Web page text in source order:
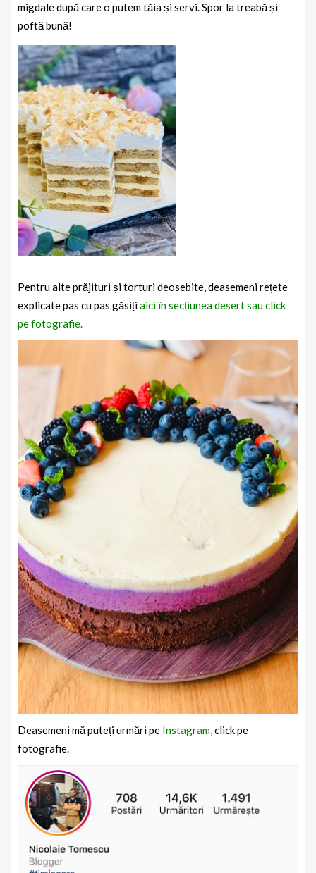
migdale după care o putem tăia și servi. Spor la treabă și
poftă bună!
Pentru alte prăjituri și torturi deosebite, deasemeni rețete
explicate pas cu pas găsițiaici în secțiunea desert sau click
pe fotografie.
Deasemeni mă puteți urmări pe Instagram,click pe
fotografie.